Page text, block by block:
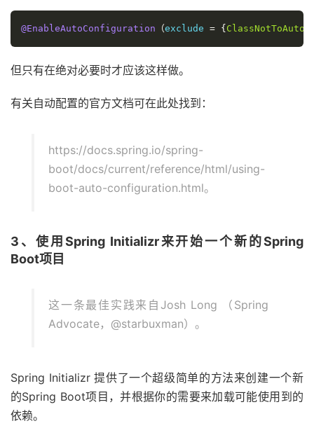
@EnableAutoConfiguration （exclude = {
但只有在绝对必要时才应该这样做。
有关自动配置的官方文档可在此处找到：
https://docs.spring.io/spring-
boot/docs/current/reference/html/using-
boot-auto-configuration.html。
3、使用Spring Initializr来开始一个新的Spring
Boot项目
这一条最佳实践来自Josh Long （Spring
Advocate，@starbuxman）。
Spring Initializr 提供了一个超级简单的方法来创建一个新
的Spring Boot项目，并根据你的需要来加载可能使用到的
依赖。